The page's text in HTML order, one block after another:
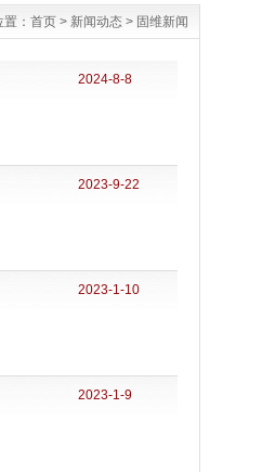
： 首页 > 新闻动态 > 固维新闻
2024-8-8
2023-9-22
2023-1-10
2023-1-9